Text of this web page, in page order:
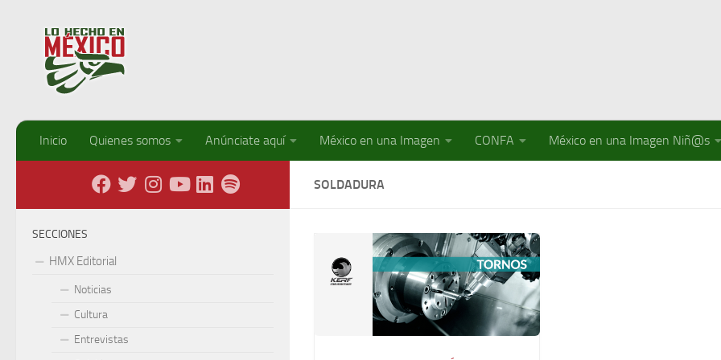
Inicio Quienes somos Anúnciate aquí México en una Imagen CONFA México en una Imagen Niñ@s
SOLDADURA
SECCIONES
HMX Editorial
Noticias
Cultura
Entrevistas